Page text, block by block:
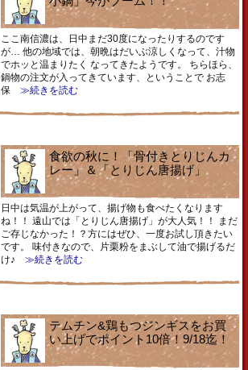
ここ南信濃は、日中まだ30度になったりするのです
が… 他の地域では、朝晩はだいぶ涼しくなって、汁物
でホッと温まりたく なってきたようです。 ちらほら、
鍋物の注文が入ってきています、ということで お志
保 ≫続きを読む
食欲の秋に！「骨付きとりじんカ
レー」＆「とりじん唐揚げ」
日中は気温が上がって、揚げ物も食べたくなります
ね！！ 遠山では「とりじん唐揚げ」が大人気！！ まだ
ご存じなかった！？方にはぜひ、一度お試し頂きたい
です。 味付きなので、片栗粉をまぶして油で揚げるだ
け♪
≫続きを読む
テムチン&鶏もつジンギスをお買
い上げでポイント10倍！9/18迄！